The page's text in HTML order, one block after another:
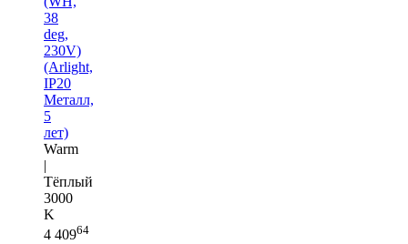
38
deg,
230V)
(Arlight,
IP20
Металл,
5
лет)
Warm
|
Тёплый
3000
K
4 40964